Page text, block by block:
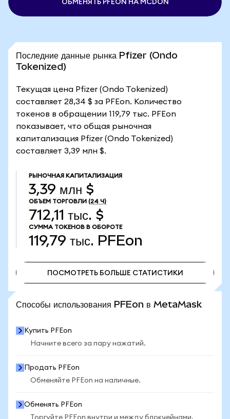
ОБМЕНЯТЬ PFEON НА MCDON
Последние данные рынка Pfizer (Ondo
Tokenized)
Текущая цена Pfizer (Ondo Tokenized)
составляет 28,34 $ за PFEon. Количество
токенов в обращении 119,79 тыс. PFEon
показывает, что общая рыночная
капитализация Pfizer (Ondo Tokenized)
составляет 3,39 млн $.
РЫНОЧНАЯ КАПИТАЛИЗАЦИЯ
3,39 млн $
ОБЪЕМ ТОРГОВЛИ (24 Ч)
712,11 тыс. $
СУММА ТОКЕНОВ В ОБОРОТЕ
119,79 тыс. PFEon
ПОСМОТРЕТЬ БОЛЬШЕ СТАТИСТИКИ
Способы использования PFEon в MetaMask
Купить PFEon
Начните всего за пару нажатий.
Продать PFEon
Обменяйте PFEon на наличные.
Обменять PFEon
Торгуйте PFEon внутри и между блокчейнами.